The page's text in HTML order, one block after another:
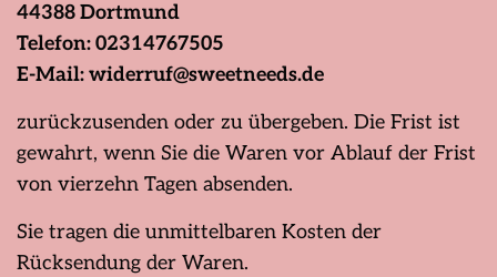
44388 Dortmund
Telefon: 02314767505
E-Mail:widerruf@sweetneeds.de
zurückzusenden oder zu übergeben. Die Frist ist
gewahrt, wenn Sie die Waren vor Ablauf der Frist
von vierzehn Tagen absenden.
Sie tragen die unmittelbaren Kosten der
Rücksendung der Waren.